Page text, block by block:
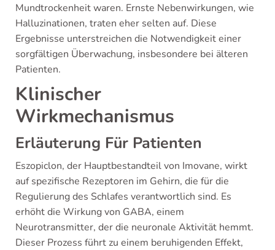
Mundtrockenheit waren. Ernste Nebenwirkungen, wie
Halluzinationen, traten eher selten auf. Diese
Ergebnisse unterstreichen die Notwendigkeit einer
sorgfältigen Überwachung, insbesondere bei älteren
Patienten.
Klinischer
Wirkmechanismus
Erläuterung Für Patienten
Eszopiclon, der Hauptbestandteil von Imovane, wirkt
auf spezifische Rezeptoren im Gehirn, die für die
Regulierung des Schlafes verantwortlich sind. Es
erhöht die Wirkung von GABA, einem
Neurotransmitter, der die neuronale Aktivität hemmt.
Dieser Prozess führt zu einem beruhigenden Effekt,